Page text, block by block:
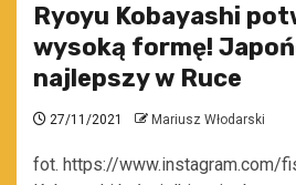
Ryoyu Kobayashi
wysoką formę!
najlepszy w Ruce
27/11/2021 Mariusz Włodarski
fot. https://www.instagram.com/